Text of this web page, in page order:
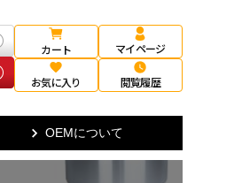
カート マイページ
お気に入り 閲覧履歴
OEMについて